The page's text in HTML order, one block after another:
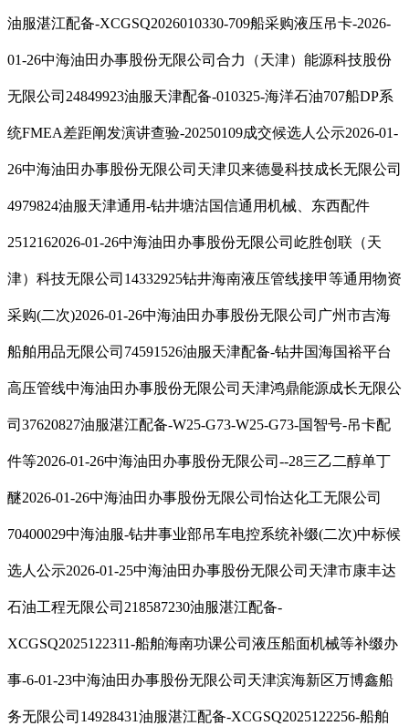
油服湛江配备-XCGSQ2026010330-709船采购液压吊卡-2026-
01-26中海油田办事股份无限公司合力（天津）能源科技股份
无限公司24849923油服天津配备-010325-海洋石油707船DP系
统FMEA差距阐发演讲查验-20250109成交候选人公示2026-01-
26中海油田办事股份无限公司天津贝来德曼科技成长无限公司
4979824油服天津通用-钻井塘沽国信通用机械、东西配件
2512162026-01-26中海油田办事股份无限公司屹胜创联（天
津）科技无限公司14332925钻井海南液压管线接甲等通用物资
采购(二次)2026-01-26中海油田办事股份无限公司广州市吉海
船舶用品无限公司74591526油服天津配备-钻井国海国裕平台
高压管线中海油田办事股份无限公司天津鸿鼎能源成长无限公
司37620827油服湛江配备-W25-G73-W25-G73-国智号-吊卡配
件等2026-01-26中海油田办事股份无限公司--28三乙二醇单丁
醚2026-01-26中海油田办事股份无限公司怡达化工无限公司
70400029中海油服-钻井事业部吊车电控系统补缀(二次)中标候
选人公示2026-01-25中海油田办事股份无限公司天津市康丰达
石油工程无限公司218587230油服湛江配备-
XCGSQ2025122311-船舶海南功课公司液压船面机械等补缀办
事-6-01-23中海油田办事股份无限公司天津滨海新区万博鑫船
务无限公司14928431油服湛江配备-XCGSQ2025122256-船舶